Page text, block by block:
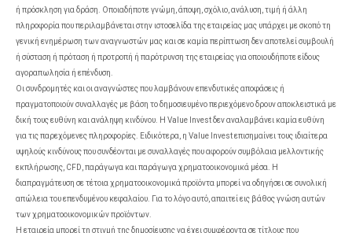
ή πρόσκληση για δράση. Οποιαδήποτε γνώμη, άποψη, σχόλιο, ανάλυση, τιμή ή άλλη
πληροφορία που περιλαμβάνεται στην ιστοσελίδα της εταιρείας μας υπάρχει με σκοπό τη
γενική ενημέρωση των αναγνωστών μας και σε καμία περίπτωση δεν αποτελεί συμβουλή
ή σύσταση ή πρόταση ή προτροπή ή παρότρυνση της εταιρείας για οποιουδήποτε είδους
αγοραπωλησία ή επένδυση.
Οι συνδρομητές και οι αναγνώστες που λαμβάνουν επενδυτικές αποφάσεις ή
πραγματοποιούν συναλλαγές με βάση το δημοσιευμένο περιεχόμενο δρουν αποκλειστικά με
δική τους ευθύνη και ανάληψη κινδύνου. Η Value Invest δεν αναλαμβάνει καμία ευθύνη
για τις παρεχόμενες πληροφορίες. Ειδικότερα, η Value Invest επισημαίνει τους ιδιαίτερα
υψηλούς κινδύνους που συνδέονται με συναλλαγές που αφορούν συμβόλαια μελλοντικής
εκπλήρωσης, CFD, παράγωγα και παράγωγα χρηματοοικονομικά μέσα. Η
διαπραγμάτευση σε τέτοια χρηματοοικονομικά προϊόντα μπορεί να οδηγήσει σε συνολική
απώλεια του επενδυμένου κεφαλαίου. Για το λόγο αυτό, απαιτεί εις βάθος γνώση αυτών
των χρηματοοικονομικών προϊόντων.
Η εταιρεία μπορεί τη στιγμή της δημοσίευσης να έχει συμφέροντα σε τίτλους που